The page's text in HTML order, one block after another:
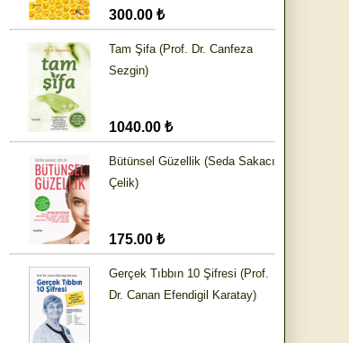
300.00 ₺
Tam Şifa (Prof. Dr. Canfeza
Sezgin)
1040.00 ₺
Bütünsel Güzellik (Seda Sakacı
Çelik)
175.00 ₺
Gerçek Tıbbın 10 Şifresi (Prof.
Dr. Canan Efendigil Karatay)